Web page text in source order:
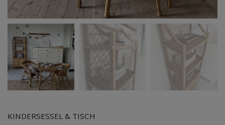
KINDERSESSEL & TISCH